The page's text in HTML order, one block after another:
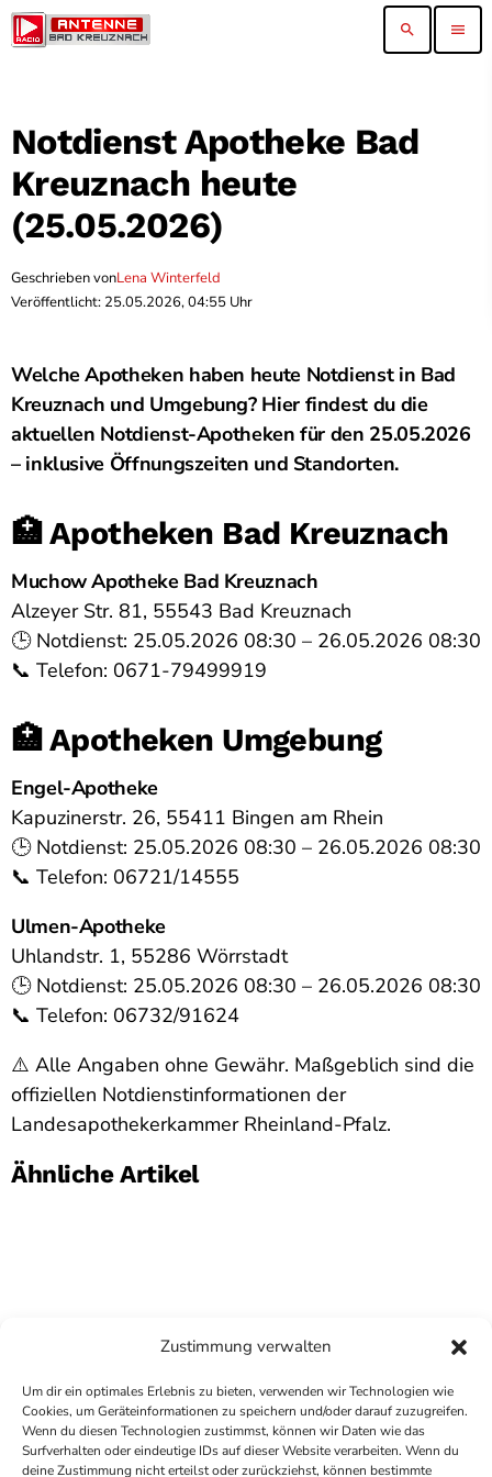
Zustimmung verwalten
Um dir ein optimales Erlebnis zu bieten, verwenden wir Technologien wie
Cookies, um Geräteinformationen zu speichern und/oder darauf zuzugreifen.
Wenn du diesen Technologien zustimmst, können wir Daten wie das
Surfverhalten oder eindeutige IDs auf dieser Website verarbeiten. Wenn du
deine Zustimmung nicht erteilst oder zurückziehst, können bestimmte
search menu
Notdienst Apotheke Bad
Kreuznach heute
(25.05.2026)
Geschrieben vonLena Winterfeld
Veröffentlicht: 25.05.2026, 04:55 Uhr
Welche Apotheken haben heute Notdienst in Bad
Kreuznach und Umgebung? Hier findest du die
aktuellen Notdienst-Apotheken für den 25.05.2026
– inklusive Öffnungszeiten und Standorten.
🏥 Apotheken Bad Kreuznach
Muchow Apotheke Bad Kreuznach
Alzeyer Str. 81, 55543 Bad Kreuznach
🕒 Notdienst: 25.05.2026 08:30 – 26.05.2026 08:30
📞 Telefon: 0671-79499919
🏥 Apotheken Umgebung
Engel-Apotheke
Kapuzinerstr. 26, 55411 Bingen am Rhein
🕒 Notdienst: 25.05.2026 08:30 – 26.05.2026 08:30
📞 Telefon: 06721/14555
Ulmen-Apotheke
Uhlandstr. 1, 55286 Wörrstadt
🕒 Notdienst: 25.05.2026 08:30 – 26.05.2026 08:30
📞 Telefon: 06732/91624
⚠️ Alle Angaben ohne Gewähr. Maßgeblich sind die
offiziellen Notdienstinformationen der
Landesapothekerkammer Rheinland-Pfalz.
Ähnliche Artikel